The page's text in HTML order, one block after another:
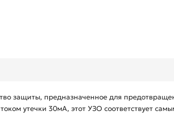
защиты, предназначенное для
утечки 30мА, этот УЗО соответствует